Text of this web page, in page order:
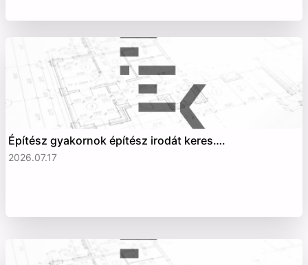
Építész gyakornok építész irodát keres….
2026.07.17